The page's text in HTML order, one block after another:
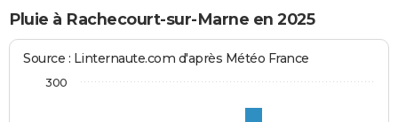
Pluie à Rachecourt-sur-Marne en 2025
Source : Linternaute.com d'après Météo France
300